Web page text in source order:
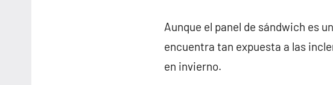
Aunque el panel de sándwich es
encuentra tan expuesta a las
en invierno.